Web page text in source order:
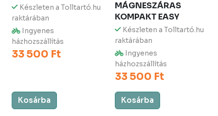
Készleten a Tolltartó.hu
raktárában
Ingyenes
házhozszállítás
33 500 Ft
Kosárba
MÁGNESZÁRAS
KOMPAKT EASY
Készleten a Tolltartó.hu
raktárában
Ingyenes
házhozszállítás
33 500 Ft
Kosárba